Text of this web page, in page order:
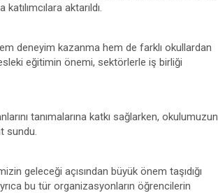
aktarıldı.
deneyim kazanma hem de farklı okullardan
eğitimin önemi, sektörlerle iş birliği
tanımalarına katkı sağlarken, okulumuzun
sundu.
geleceği açısından büyük önem taşıdığı
bu tür organizasyonların öğrencilerin